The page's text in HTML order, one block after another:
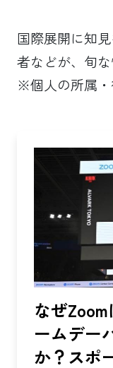
国際展開に知
者などが、旬な
※個人の所属
なぜ
ームデー
か？スポ